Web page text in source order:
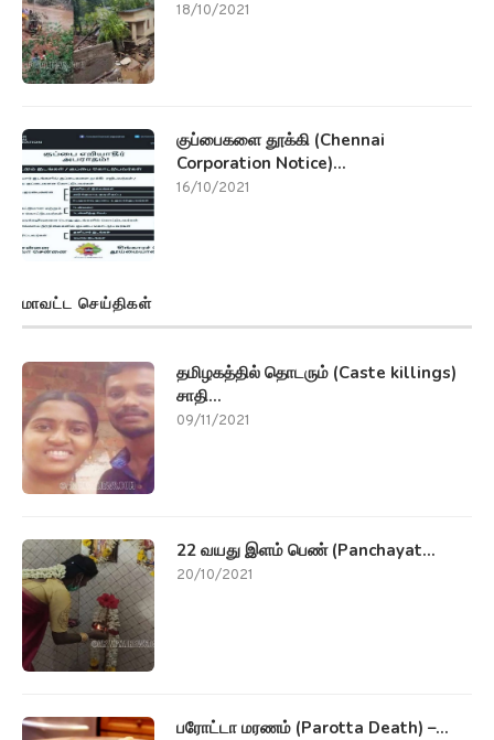
18/10/2021
குப்பைகளை தூக்கி (Chennai
Corporation Notice)...
16/10/2021
மாவட்ட செய்திகள்
தமிழகத்தில் தொடரும் (Caste killings)
சாதி...
09/11/2021
22 வயது இளம் பெண் (Panchayat...
20/10/2021
பரோட்டா மரணம் (Parotta Death) –...